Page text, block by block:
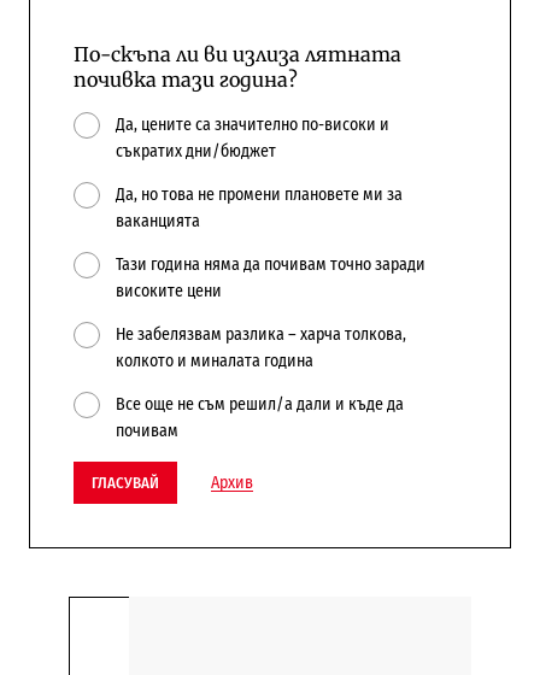
По-скъпа ли ви излиза лятната
почивка тази година?
Да, цените са значително по-високи и
съкратих дни/бюджет
Да, но това не промени плановете ми за
ваканцията
Тази година няма да почивам точно заради
високите цени
Не забелязвам разлика – харча толкова,
колкото и миналата година
Все още не съм решил/а дали и къде да
почивам
ГЛАСУВАЙ Архив